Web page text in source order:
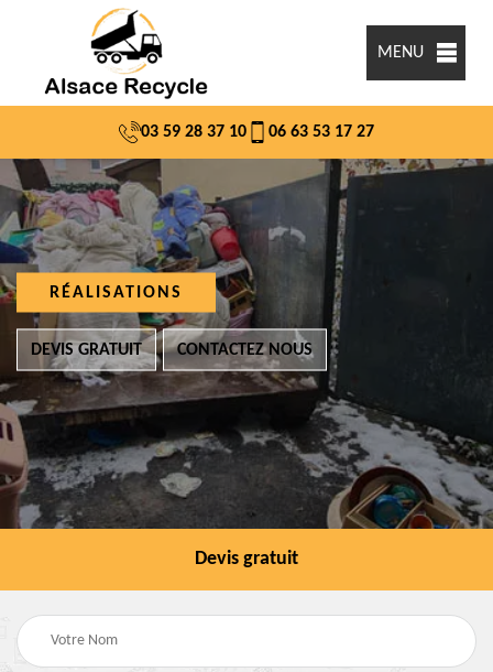
MENU
03 59 28 37 10 06 63 53 17 27
RÉALISATIONS
DEVIS GRATUIT CONTACTEZ NOUS
Devis gratuit